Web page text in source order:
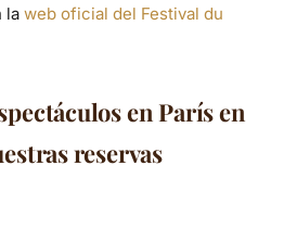
la web oficial del Festival du
en París en
reservas